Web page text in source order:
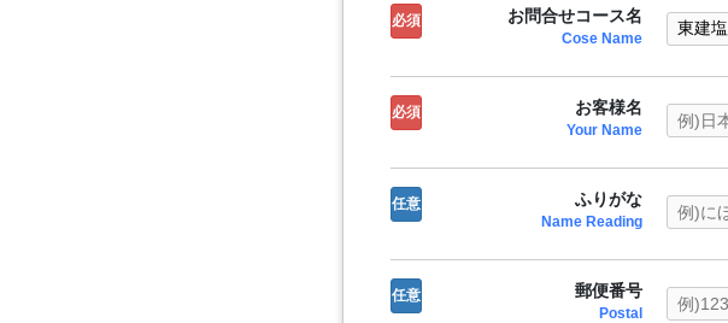
必須 お問合せコース名
Cose Name
必須 お客様名
Your Name
任意 ふりがな
Name Reading
任意 郵便番号
Postal